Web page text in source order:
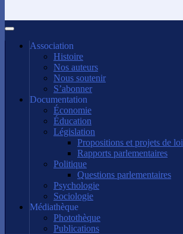
Association
Histoire
Nos auteurs
Nous soutenir
S’abonner
Documentation
Économie
Éducation
Législation
Propositions et projets de loi
Rapports parlementaires
Politique
Questions parlementaires
Psychologie
Sociologie
Médiathèque
Photothèque
Publications